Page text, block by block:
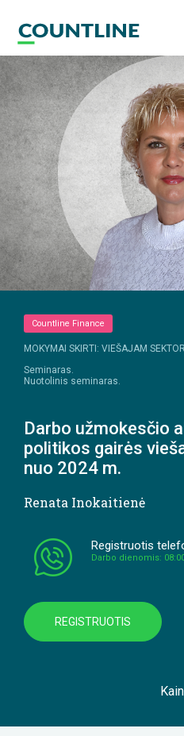
Countline Finance
MOKYMAI SKIRTI: VIEŠAJAM
Seminaras.
Nuotolinis seminaras.
Darbo užmokesčio
politikos gairės
nuo 2024 m.
Renata Inokaitienė
Registruotis
Darbo dienomis:
REGISTRUOTIS